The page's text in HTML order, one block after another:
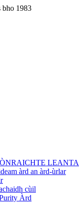
bho 1983
àrd an àrd-ùrlar
cùil
Àrd